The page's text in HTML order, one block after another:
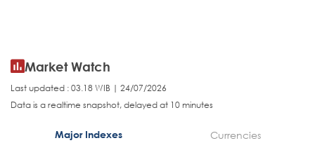
Market Watch
Last updated : 03.18 WIB | 24/07/2026
Data is a realtime snapshot, delayed at 10 minutes
Major Indexes Currencies